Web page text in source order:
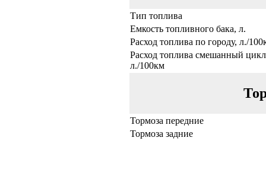
Тип топлива
Емкость топливного бака, л.
Расход топлива по городу, л./
Расход топлива смешанный
л./100км
Тормоза передние
Тормоза задние